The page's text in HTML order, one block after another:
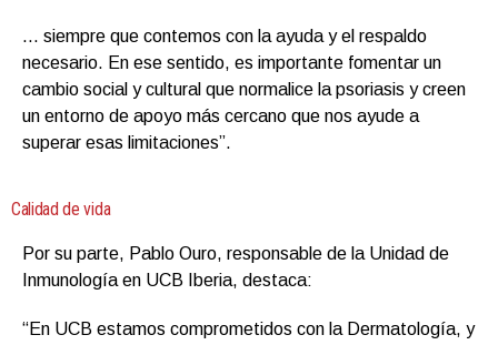
… siempre que contemos con la ayuda y el respaldo
necesario. En ese sentido, es importante fomentar un
cambio social y cultural que normalice la psoriasis y creen
un entorno de apoyo más cercano que nos ayude a
superar esas limitaciones”.
Calidad de vida
Por su parte, Pablo Ouro, responsable de la Unidad de
Inmunología en UCB Iberia, destaca:
“En UCB estamos comprometidos con la Dermatología, y